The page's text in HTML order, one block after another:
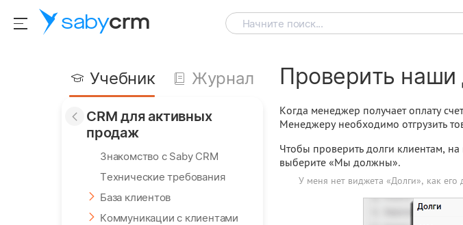
sabycrm Начните поиск...
Учебник Журнал
CRM для активных
продаж
Знакомство с Saby CRM
Технические требования
База клиентов
Коммуникации с клиентами
Проверить наши
Когда менеджер получает оплату
Менеджеру необходимо отгрузить
Чтобы проверить долги клиентам,
выберите «Мы должны».
У меня нет виджета «Долги», как его